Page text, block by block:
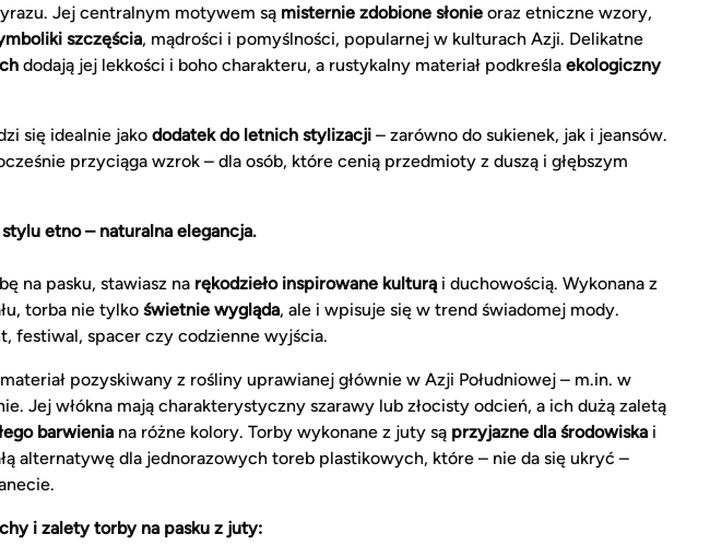
Jej centralnym motywem są misternie zdobione słonie oraz etniczne wzory,
szczęścia, mądrości i pomyślności, popularnej w kulturach Azji. Delikatne
dodają jej lekkości i boho charakteru, a rustykalny materiał podkreśla ekologiczny
się idealnie jako dodatek do letnich stylizacji – zarówno do sukienek, jak i jeansów.
przyciąga wzrok – dla osób, które cenią przedmioty z duszą i głębszym
etno – naturalna elegancja.
na pasku, stawiasz na rękodzieło inspirowane kulturąi duchowością. Wykonana z
torba nie tylko świetnie wygląda, ale i wpisuje się w trend świadomej mody.
festiwal, spacer czy codzienne wyjścia.
pozyskiwany z rośliny uprawianej głównie w Azji Południowej – m.in. w
Jej włókna mają charakterystyczny szarawy lub złocisty odcień, a ich dużą zaletą
barwienia na różne kolory. Torby wykonane z juty są przyjazne dla środowiska i
alternatywę dla jednorazowych toreb plastikowych, które – nie da się ukryć –
i zalety torby na pasku z juty: